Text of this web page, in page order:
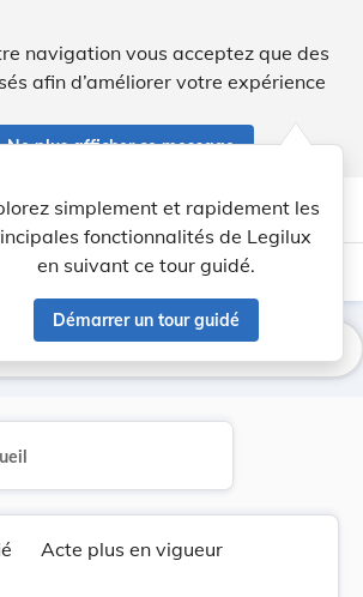
navigation vous acceptez que des
afin d’améliorer votre expérience
Ne plus afficher ce message
account_circle help Aide
simplement et rapidement les
fonctionnalités de Legilux
en suivant ce tour guidé.
Démarrer un tour guidé
light_mode dark_mode
Acte plus en vigueur